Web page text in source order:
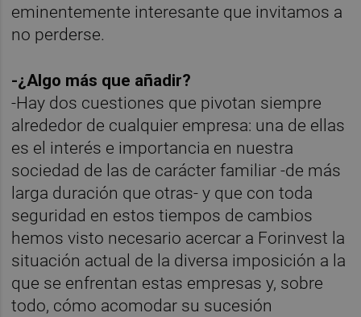
eminentemente interesante que invitamos a
no perderse.
-¿Algo más que añadir?
-Hay dos cuestiones que pivotan siempre
alrededor de cualquier empresa: una de ellas
es el interés e importancia en nuestra
sociedad de las de carácter familiar -de más
larga duración que otras- y que con toda
seguridad en estos tiempos de cambios
hemos visto necesario acercar a Forinvest la
situación actual de la diversa imposición a la
que se enfrentan estas empresas y, sobre
todo, cómo acomodar su sucesión